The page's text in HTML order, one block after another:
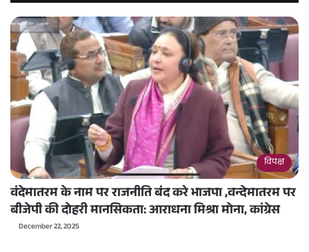
विपक्ष
वंदेमातरम के नाम पर राजनीति बंद करे भाजपा ,वन्देमातरम पर
बीजेपी की दोहरी मानसिकता: आराधना मिश्रा मोना, कांग्रेस
December 22, 2025